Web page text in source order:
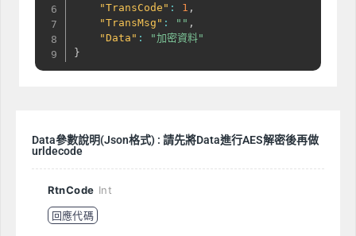
"TransCode" : 1 ,
"TransMsg" : "" ,
"Data" :
"加密資料"
}
Data參數說明(Json格式) : 請先將Data進行AES解密後再做
urldecode
RtnCode Int
回應代碼